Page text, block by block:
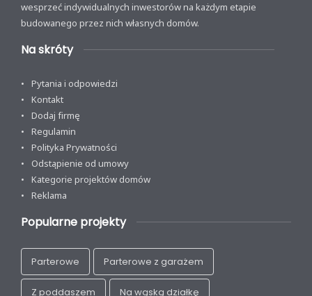
wesprzeć indywidualnych inwestorów na każdym etapie
budowanego przez nich własnych domów.
Na skróty
Pytania i odpowiedzi
Kontakt
Dodaj firmę
Regulamin
Polityka Prywatności
Odstąpienie od umowy
Kategorie projektów domów
Reklama
Popularne projekty
Parterowe Parterowe z garażem
Z poddaszem Na wąską działkę